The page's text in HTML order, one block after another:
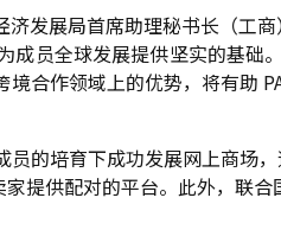
发展局首席助理秘书长（工
员全球发展提供坚实的基础
合作领域上的优势，将有助
的培育下成功发展网上商场
提供配对的平台。此外，联